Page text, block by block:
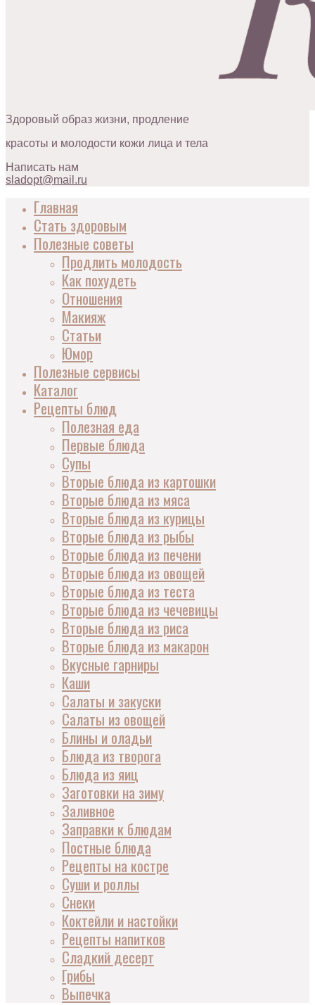
Здоровый образ жизни, продление
красоты и молодости кожи лица и тела
Написать нам
sladopt@mail.ru
Главная
Стать здоровым
Полезные советы
Продлить молодость
Как похудеть
Отношения
Макияж
Статьи
Юмор
Полезные сервисы
Каталог
Рецепты блюд
Полезная еда
Первые блюда
Супы
Вторые блюда из картошки
Вторые блюда из мяса
Вторые блюда из курицы
Вторые блюда из рыбы
Вторые блюда из печени
Вторые блюда из овощей
Вторые блюда из теста
Вторые блюда из чечевицы
Вторые блюда из риса
Вторые блюда из макарон
Вкусные гарниры
Каши
Салаты и закуски
Салаты из овощей
Блины и оладьи
Блюда из творога
Блюда из яиц
Заготовки на зиму
Заливное
Заправки к блюдам
Постные блюда
Рецепты на костре
Суши и роллы
Снеки
Коктейли и настойки
Рецепты напитков
Сладкий десерт
Грибы
Выпечка